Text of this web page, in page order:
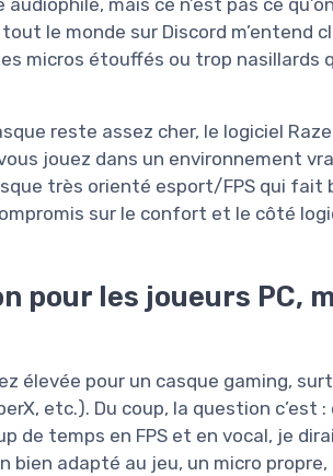
mais ce n’est pas ce
le monde sur Discord m’entend
micros étouffés ou trop nasillards
reste assez cher, le logiciel
jouez dans un environnement
très orienté esport/FPS qui fait
sur le confort et le côté
pour les joueurs PC,
élevée pour un casque gaming,
etc.). Du coup, la question c’est
de temps en FPS et en vocal, je
bien adapté au jeu, un micro